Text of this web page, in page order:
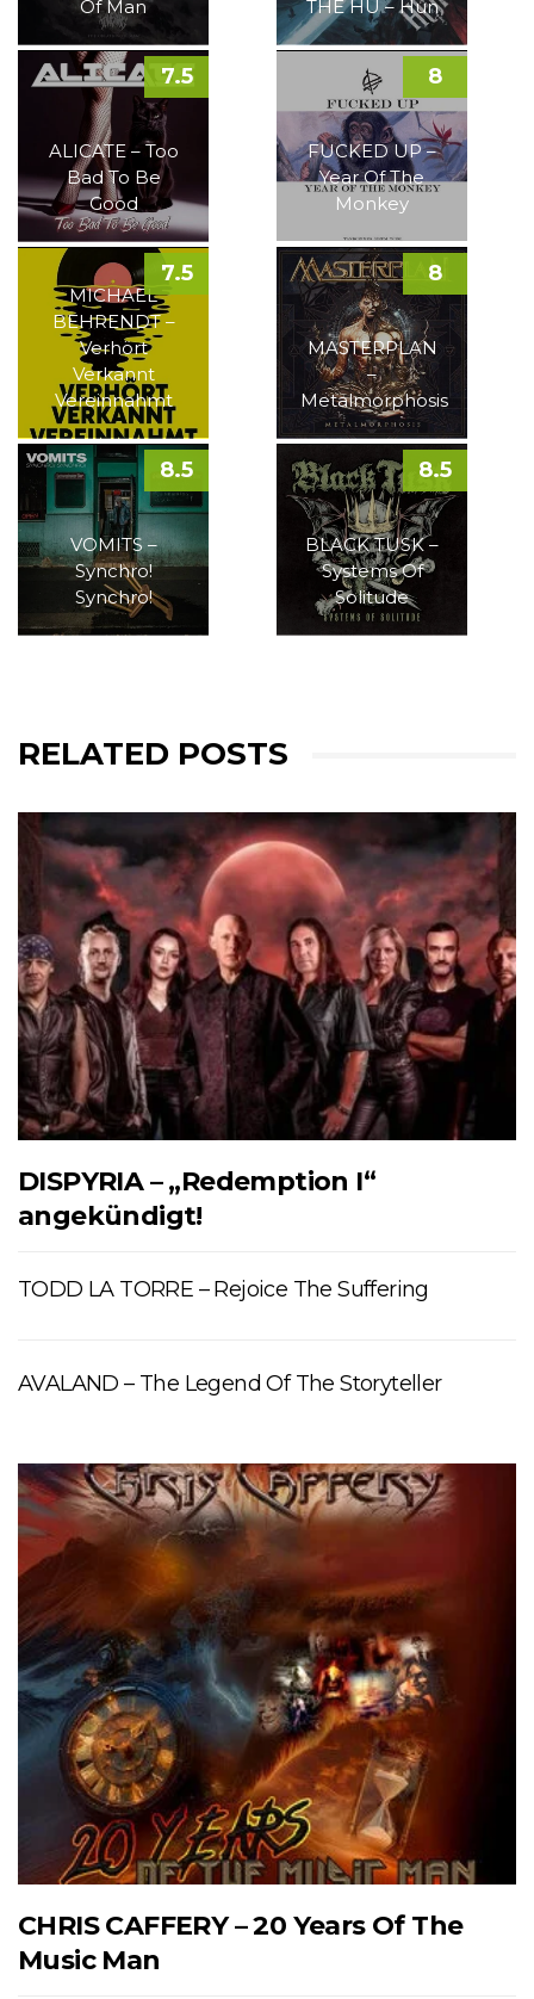
Of Man THE HU – Hun
ALICATE – Too
Bad To Be
Good
7.5
FUCKED UP –
Year Of The
Monkey
8
MICHAEL
BEHRENDT –
Verhört
Verkannt
Vereinnahmt
7.5
MASTERPLAN
–
Metalmorphosis
8
VOMITS –
Synchro!
Synchro!
8.5
BLACK TUSK –
Systems Of
Solitude
8.5
RELATED POSTS
DISPYRIA – „Redemption I“
angekündigt!
TODD LA TORRE – Rejoice The Suffering
AVALAND – The Legend Of The Storyteller
CHRIS CAFFERY – 20 Years Of The
Music Man